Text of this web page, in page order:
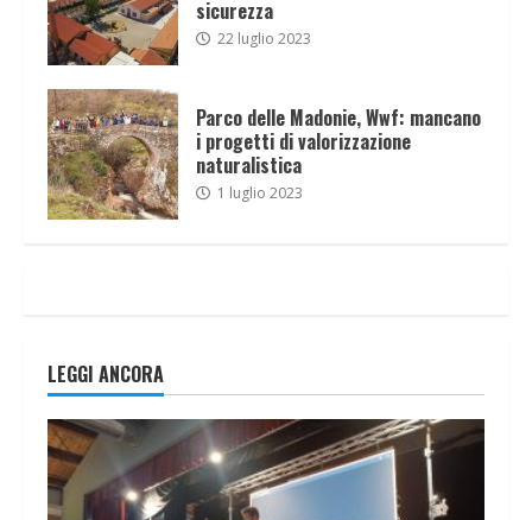
sicurezza
22 luglio 2023
Parco delle Madonie, Wwf: mancano
i progetti di valorizzazione
naturalistica
1 luglio 2023
LEGGI ANCORA